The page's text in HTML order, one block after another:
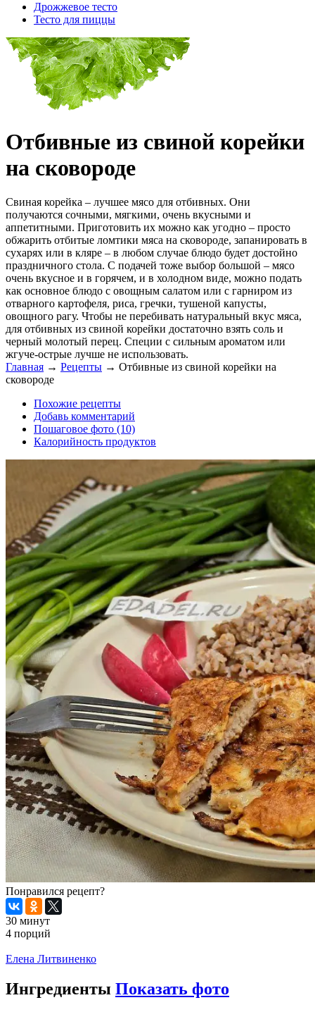
Дрожжевое тесто
Тесто для пиццы
Отбивные из свиной корейки
на сковороде
Свиная корейка – лучшее мясо для отбивных. Они
получаются сочными, мягкими, очень вкусными и
аппетитными. Приготовить их можно как угодно – просто
обжарить отбитые ломтики мяса на сковороде, запанировать в
сухарях или в кляре – в любом случае блюдо будет достойно
праздничного стола. С подачей тоже выбор большой – мясо
очень вкусное и в горячем, и в холодном виде, можно подать
как основное блюдо с овощным салатом или с гарниром из
отварного картофеля, риса, гречки, тушеной капусты,
овощного рагу. Чтобы не перебивать натуральный вкус мяса,
для отбивных из свиной корейки достаточно взять соль и
черный молотый перец. Специи с сильным ароматом или
жгуче-острые лучше не использовать.
Главная → Рецепты → Отбивные из свиной корейки на
сковороде
Похожие рецепты
Добавь комментарий
Пошаговое фото (10)
Калорийность продуктов
Понравился рецепт?
30 минут
4 порций
Елена Литвиненко
Ингредиенты Показать фото